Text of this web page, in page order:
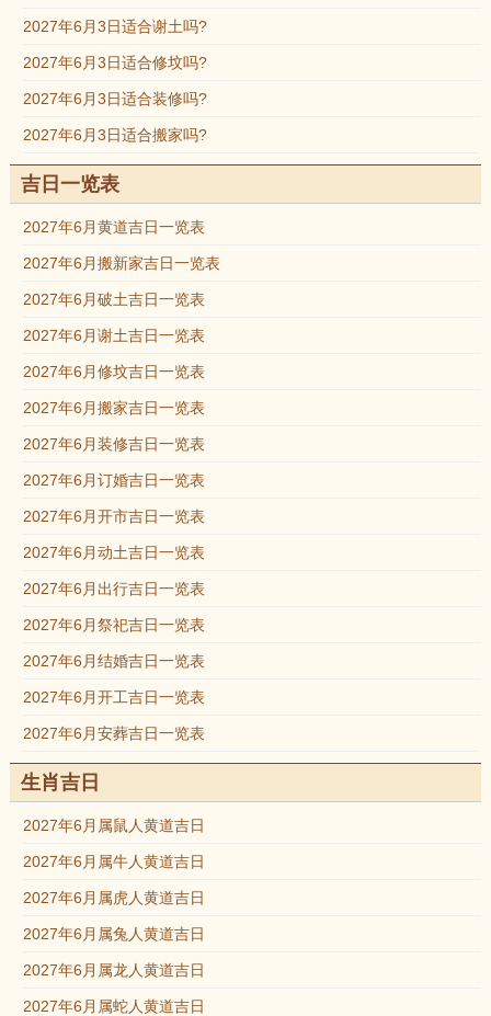
2027年6月3日适合谢土吗?
2027年6月3日适合修坟吗?
2027年6月3日适合装修吗?
2027年6月3日适合搬家吗?
吉日一览表
2027年6月黄道吉日一览表
2027年6月搬新家吉日一览表
2027年6月破土吉日一览表
2027年6月谢土吉日一览表
2027年6月修坟吉日一览表
2027年6月搬家吉日一览表
2027年6月装修吉日一览表
2027年6月订婚吉日一览表
2027年6月开市吉日一览表
2027年6月动土吉日一览表
2027年6月出行吉日一览表
2027年6月祭祀吉日一览表
2027年6月结婚吉日一览表
2027年6月开工吉日一览表
2027年6月安葬吉日一览表
生肖吉日
2027年6月属鼠人黄道吉日
2027年6月属牛人黄道吉日
2027年6月属虎人黄道吉日
2027年6月属兔人黄道吉日
2027年6月属龙人黄道吉日
2027年6月属蛇人黄道吉日